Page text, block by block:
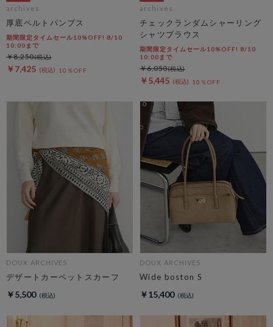
archives
厚底ベルトパンプス
期間限定タイムセール10%OFF! 8/10
10:00まで
￥7,425 10％OFF
￥8,250
archives
チェックランダムシャーリング
シャツブラウス
期間限定タイムセール10%OFF! 8/10
10:00まで
￥5,445 10％OFF
￥6,050
DOUX ARCHIVES
デザートカーペットスカーフ
￥5,500
DOUX ARCHIVES
Wide boston S
￥15,400